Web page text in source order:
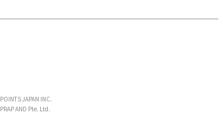
POINTS JAPAN INC.
PRAP AND Pte. Ltd.